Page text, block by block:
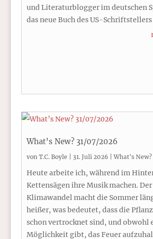
und Literaturblogger im deutschen
das neue Buch des US-
What’s New? 31/07/2026
von T.C. Boyle 31. Juli 2026 |What's New?
Heute arbeite ich, während im
Kettensägen ihre Musik machen. Der
Klimawandel macht die Sommer
heißer, was bedeutet, dass die
schon vertrocknet sind, und obwohl
Möglichkeit gibt, das Feuer